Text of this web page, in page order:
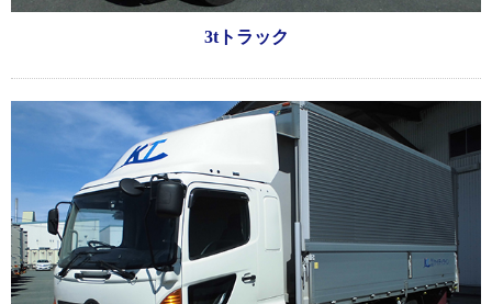
3tトラック